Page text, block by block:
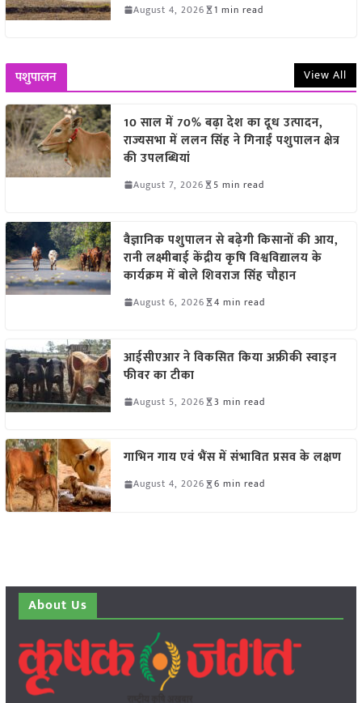
August 4, 2026 1 min read
पशुपालन View All
10 साल में 70% बढ़ा देश का दूध उत्पादन,
राज्यसभा में ललन सिंह ने गिनाईं पशुपालन क्षेत्र
की उपलब्धियां
August 7, 2026 5 min read
वैज्ञानिक पशुपालन से बढ़ेगी किसानों की आय,
रानी लक्ष्मीबाई केंद्रीय कृषि विश्वविद्यालय के
कार्यक्रम में बोले शिवराज सिंह चौहान
August 6, 2026 4 min read
आईसीएआर ने विकसित किया अफ्रीकी स्वाइन
फीवर का टीका
August 5, 2026 3 min read
गाभिन गाय एवं भैंस में संभावित प्रसव के लक्षण
August 4, 2026 6 min read
About Us